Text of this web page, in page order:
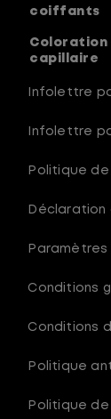
coiffants
Coloration
capillaire
Infolettre
Infolettre
Politique
Conditions
Conditions
Politique
Politique